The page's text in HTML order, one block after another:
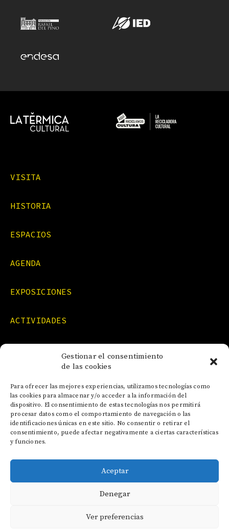
Gestionar el consentimiento
de las cookies
Para ofrecer las mejores experiencias, utilizamos tecnologías como
las cookies para almacenar y/o acceder a la información del
dispositivo. El consentimiento de estas tecnologías nos permitirá
procesar datos como el comportamiento de navegación o las
identificaciones únicas en este sitio. No consentir o retirar el
consentimiento, puede afectar negativamente a ciertas características
y funciones.
Aceptar
Denegar
Ver preferencias
VISITA
HISTORIA
ESPACIOS
AGENDA
EXPOSICIONES
ACTIVIDADES
CONTACTO
POLÍTICA DE COOKIES
POLÍTICA DE PRIVACIDAD